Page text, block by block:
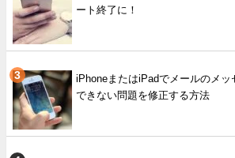
ート終了に！
iPhoneまたはiPadでメールのメッ
できない問題を修正する方法